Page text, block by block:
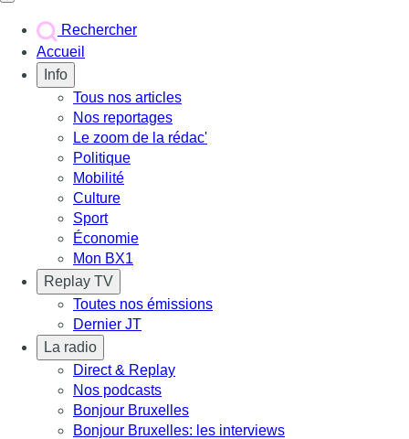
Rechercher
Accueil
Info
Tous nos articles
Nos reportages
Le zoom de la rédac'
Politique
Mobilité
Culture
Sport
Économie
Mon BX1
Replay TV
Toutes nos émissions
Dernier JT
La radio
Direct & Replay
Nos podcasts
Bonjour Bruxelles
Bonjour Bruxelles: les interviews